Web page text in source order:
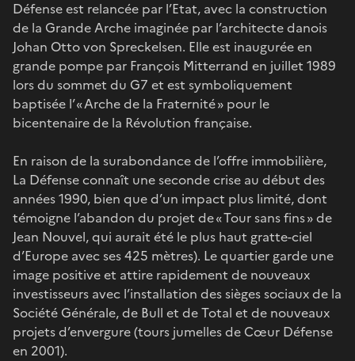
Défense est relancée par l’Etat, avec la construction
de la Grande Arche imaginée par l’architecte danois
Johan Otto von Spreckelsen. Elle est inaugurée en
grande pompe par François Mitterrand en juillet 1989
lors du sommet du G7 et est symboliquement
baptisée l’ « Arche de la Fraternité » pour le
bicentenaire de la Révolution française.
En raison de la surabondance de l’offre immobilière,
La Défense connaît une seconde crise au début des
années 1990, bien que d’un impact plus limité, dont
témoigne l’abandon du projet de « Tour sans fins » de
Jean Nouvel, qui aurait été le plus haut gratte-ciel
d’Europe avec ses 425 mètres). Le quartier garde une
image positive et attire rapidement de nouveaux
investisseurs avec l’installation des sièges sociaux de la
Société Générale, de Bull et de Total et de nouveaux
projets d’envergure (tours jumelles de Cœur Défense
en 2001).